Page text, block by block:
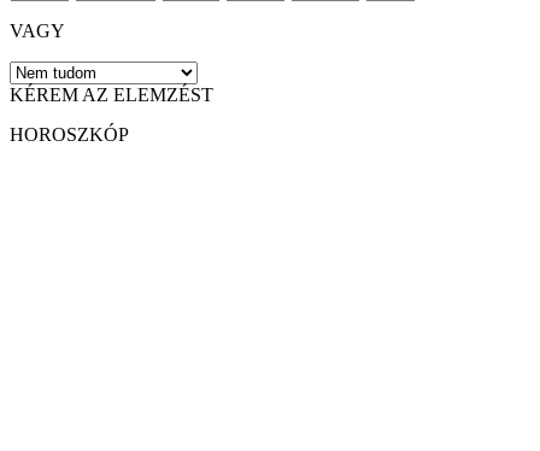
VAGY
KÉREM AZ ELEMZÉST
HOROSZKÓP